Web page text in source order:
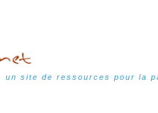
un site de ressources pour la